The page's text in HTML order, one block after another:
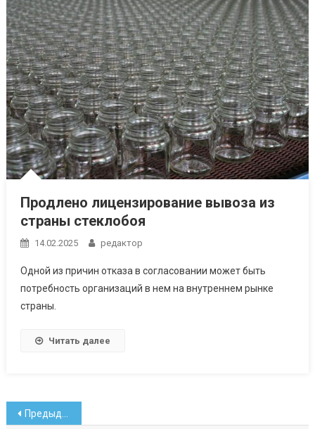
Продлено лицензирование вывоза из
страны стеклобоя
14.02.2025 редактор
Одной из причин отказа в согласовании может быть
потребность организаций в нем на внутреннем рынке
страны.
Читать далее
Навигация
Предыдущие записи